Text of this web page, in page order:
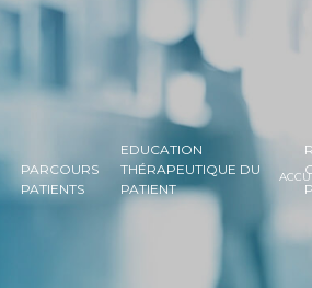
PARCOURS
PATIENTS
EDUCATION
THÉRAPEUTIQUE DU
PATIENT